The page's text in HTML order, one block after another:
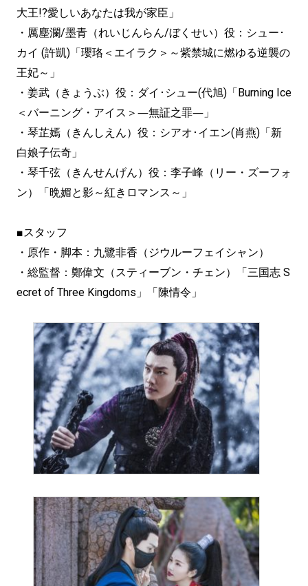
大王!?愛しいあなたは我が家臣」
・厲塵瀾/墨青（れいじんらん/ぼくせい）役：シュー･
カイ (許凱)「瓔珞＜エイラク＞～紫禁城に燃ゆる逆襲の
王妃～」
・姜武（きょうぶ）役：ダイ･シュー(代旭)「Burning Ice
＜バーニング・アイス＞―無証之罪―」
・琴芷嫣（きんしえん）役：シアオ･イエン(肖燕)「新
白娘子伝奇」
・琴千弦（きんせんげん）役：李子峰（リー・ズーフォ
ン）「晩媚と影～紅きロマンス～」
■スタッフ
・原作・脚本：九鷺非香（ジウルーフェイシャン）
・総監督：鄭偉文（スティーブン・チェン）「三国志 S
ecret of Three Kingdoms」「陳情令」